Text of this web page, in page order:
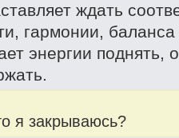
ждать
гармонии,
энергии поднять,
я закрываюсь?